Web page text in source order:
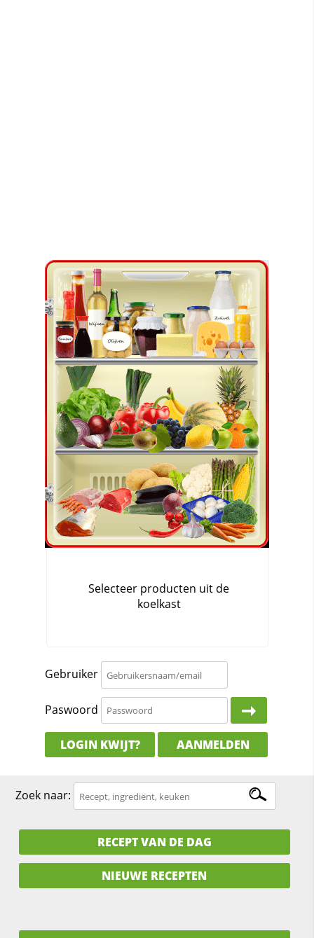
Gebruiker
Paswoord
LOGIN KWIJT? AANMELDEN
Zoek naar:
RECEPT VAN DE DAG
NIEUWE RECEPTEN